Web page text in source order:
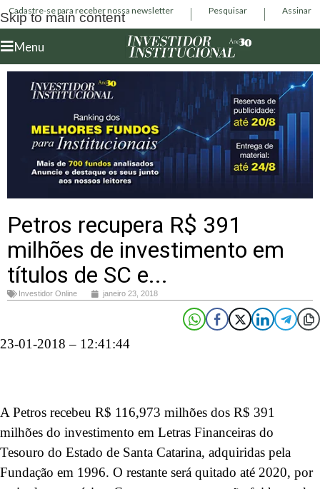
Skip to main content
Cadastre-se para receber nossa newsletter Pesquisar Assinar
Menu
Petros recupera R$ 391
milhões de investimento em
títulos de SC e...
Investidor Online janeiro 23, 2018
23-01-2018 – 12:41:44
A Petros recebeu R$ 116,973 milhões dos R$ 391
milhões do investimento em Letras Financeiras do
Tesouro do Estado de Santa Catarina, adquiridas pela
Fundação em 1996. O restante será quitado até 2020, por